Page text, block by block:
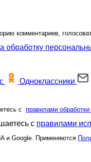
комментариев,
обработку
Одноклассники
с правилами
с правилами
и Google. Применяются